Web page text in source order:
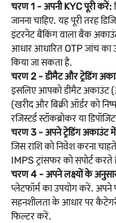
चरण 1 - अपनी KYC पूरी करें:
जानना चाहिए. यह पूरी तरह
इंटरनेट बैंकिंग वाला बैंक
आधार आधारित OTP जांच का
किया जा सकता है.
चरण 2 - डीमैट और ट्रेडिंग
इसलिए आपको डीमैट अकाउंट
(खरीद और बिक्री ऑर्डर को
रजिस्टर्ड स्टॉकब्रोकर या
चरण 3 - अपने ट्रेडिंग अकाउंट
जिस राशि को निवेश करना
IMPS ट्रांसफर को सपोर्ट करते
चरण 4 - अपने लक्ष्यों के
प्लेटफॉर्म का उपयोग करें.
सहनशीलता के आधार पर
फिल्टर करें.